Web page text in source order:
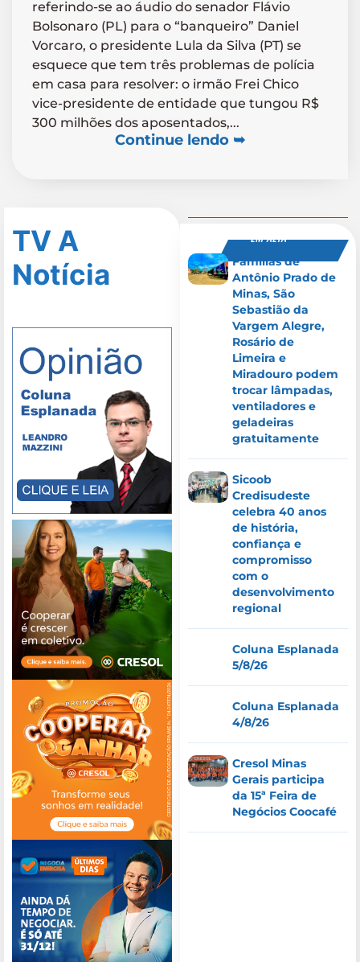
referindo-se ao áudio do senador Flávio
Bolsonaro (PL) para o “banqueiro” Daniel
Vorcaro, o presidente Lula da Silva (PT) se
esquece que tem três problemas de polícia
em casa para resolver: o irmão Frei Chico
vice-presidente de entidade que tungou R$
300 milhões dos aposentados,...
Continue lendo ➥
TV A
Notícia
Famílias de
Antônio Prado de
Minas, São
Sebastião da
Vargem Alegre,
Rosário de
Limeira e
Miradouro podem
trocar lâmpadas,
ventiladores e
geladeiras
gratuitamente
Sicoob
Credisudeste
celebra 40 anos
de história,
confiança e
compromisso
com o
desenvolvimento
regional
Coluna Esplanada
5/8/26
Coluna Esplanada
4/8/26
Cresol Minas
Gerais participa
da 15ª Feira de
Negócios Coocafé